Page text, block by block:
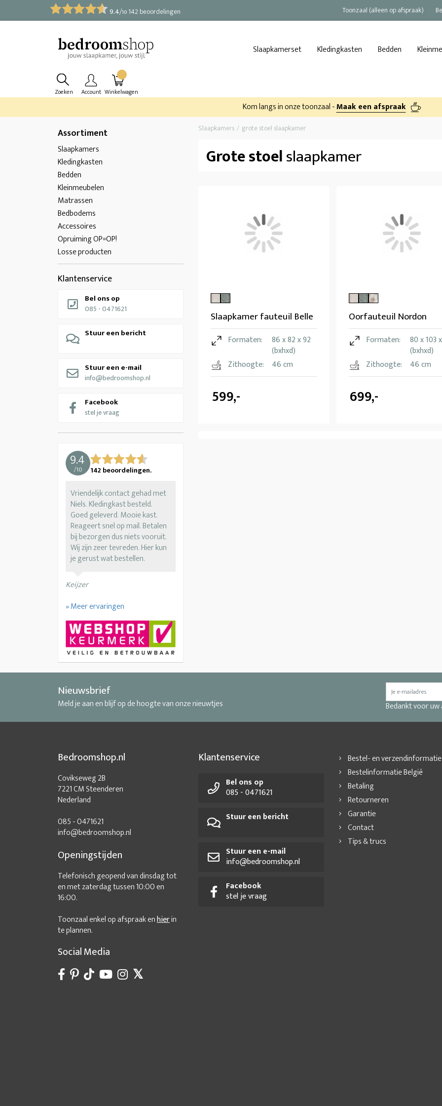
9.4/10 142 beoordelingen Toonzaal (alleen op afspraak)
Slaapkamerset Kledingkasten Bedden
Zoeken Account Winkelwagen
Kom langs in onze toonzaal -Maak een afspraak
Assortiment
Slaapkamers
Kledingkasten
Bedden
Kleinmeubelen
Matrassen
Bedbodems
Accessoires
Opruiming OP=OP!
Losse producten
Klantenservice
Bel ons op
085 - 0471621
Stuur een bericht
Stuur een e-mail
info@bedroomshop.nl
Facebook
stel je vraag
9.4
/10 142 beoordelingen.
Vriendelijk contact gehad met
Niels. Kledingkast besteld.
Goed geleverd. Mooie kast.
Reageert snel op mail. Betalen
bij bezorgen dus niets vooruit.
Wij zijn zeer tevreden. Hier kun
je gerust wat bestellen.
Keijzer
» Meer ervaringen
Slaapkamers grote stoel slaapkamer
Grote stoelslaapkamer
Slaapkamer fauteuil Belle
Formaten:
86 x 82 x 92
(bxhxd)
Zithoogte:
46 cm
599,-
Oorfauteuil Nordon
Formaten:
80 x 103
(bxhxd)
Zithoogte:
46 cm
699,-
Nieuwsbrief
Meld je aan en blijf op de hoogte van onze nieuwtjes Bedankt voor
Bedroomshop.nl
Covikseweg 2B
7221 CM Steenderen
Nederland
085 - 0471621
info@bedroomshop.nl
Openingstijden
Telefonisch geopend van dinsdag tot
en met zaterdag tussen 10:00 en
16:00.
Toonzaal enkel op afspraak enhierin
te plannen.
Social Media
Klantenservice
Bel ons op
085 - 0471621
Stuur een bericht
Stuur een e-mail
info@bedroomshop.nl
Facebook
stel je vraag
Bestel- en verzendinformatie
Bestelinformatie België
Betaling
Retourneren
Garantie
Contact
Tips & trucs